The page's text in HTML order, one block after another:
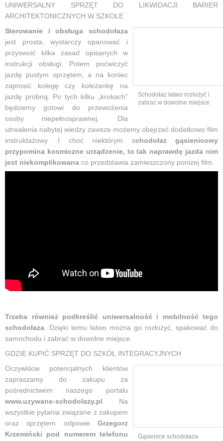
UNIWERSALNY SPRZĘT DO LIKWIDACJI BARIER
ARCHITEKTONICZNYCH W SZKOLE
Schodołaz łatwo rozłożyć i
zabrać w dowolne miejsce
Sterowanie i obsługa schodołaza
jest prosta, wystarczy opanować i
przyswoić kilka zasad opisanych w
instrukcji obsługi. Potem poćwiczyć
jazdę pustym sprzętem, a na koniec
zaprosić kolegę czy koleżankę na
jazdę próbną. Po tych kilku „krokach”
będziemy gotowi do przewożenia
osoby niepełnosprawnej. Dla
utrwalenia nabytej wiedzy zawsze możemy obejrzeć dodatkowo film
instruktażowy. I choć niektórym schodołaz gąsienicowy
przypomina kosmiczne urządzenie, to tak naprawdę jazda nim
jest niekomplikowana co przedstawia zamieszczony poniżej film.
Trzeba również podkreślić uniwersalność i mobilność tego
schodołaza. Dzięki temu łatwo można go rozłożyć, spakować do
samochodu i zabrać w dowolne miejsce.
GDZIE KUPIĆ SPRZĘT DO SZKÓŁ INTEGRACYJNYCH
Gąsienice schodołaza
Oczywiście potencjalnych klientów
zapraszamy do zakupu za
pośrednictwem naszego portalu
www.uzywane-schodolazy.pl . Na
wszystkie pytania związane z zakupem
oraz sprzętem odpowie Grzegorz
Krzemiński pod numerem telefonu